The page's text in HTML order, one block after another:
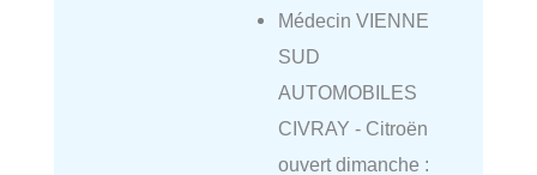
Médecin VIENNE
SUD
AUTOMOBILES
CIVRAY - Citroën
ouvert dimanche :